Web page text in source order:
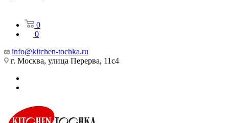
0
0
info@kitchen-tochka.ru
г. Москва, улица Перерва, 11с4